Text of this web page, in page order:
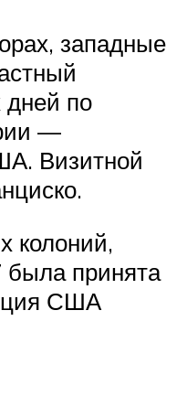
западные
по
—
Визитной
колоний,
была принята
США